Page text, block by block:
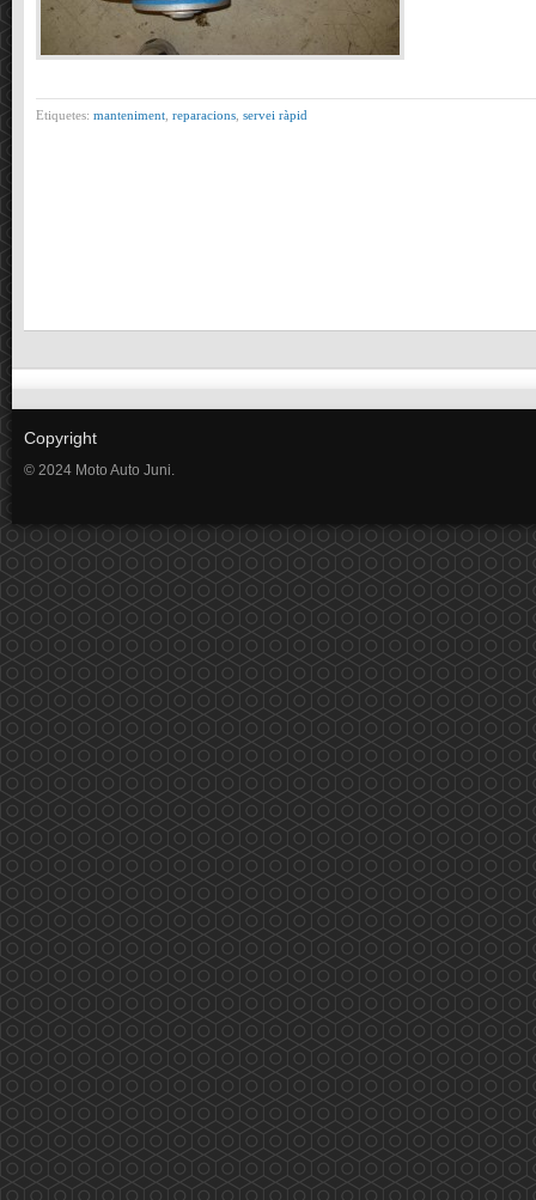
Etiquetes: manteniment reparacions servei ràpid
Copyright
© 2024 Moto Auto Juni.